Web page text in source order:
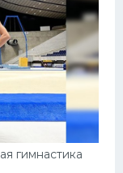
гимнастика